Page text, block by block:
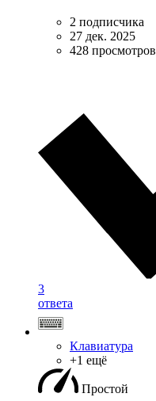
2 подписчика
27 дек. 2025
428 просмотров
3
ответа
Клавиатура
+1 ещё
Простой